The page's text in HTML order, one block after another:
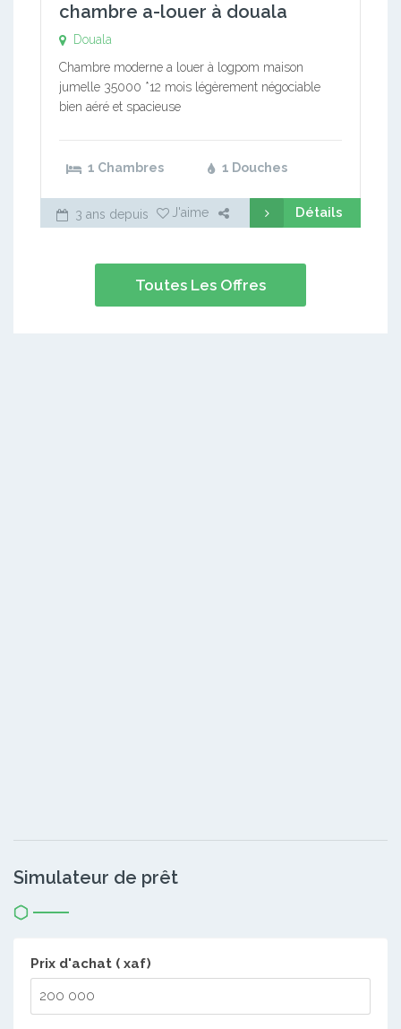
chambre a-louer à douala
Douala
Chambre moderne a louer à logpom maison
jumelle 35000 *12 mois légèrement négociable
bien aéré et spacieuse
1 Chambres 1 Douches
3 ans depuis J'aime Détails
Toutes Les Offres
Simulateur de prêt
Prix d'achat ( xaf)